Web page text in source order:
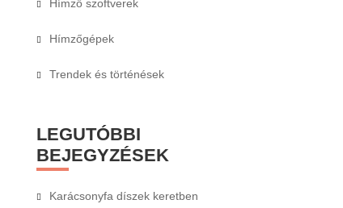
Hímző szoftverek
Hímzőgépek
Trendek és történések
LEGUTÓBBI
BEJEGYZÉSEK
Karácsonyfa díszek keretben